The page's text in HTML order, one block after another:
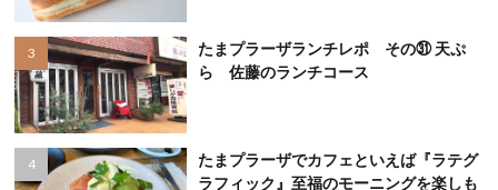
たまプラーザランチレポ その㉛ 天ぷ
ら 佐藤のランチコース
たまプラーザでカフェといえば『ラテグ
ラフィック』至福のモーニングを楽しも